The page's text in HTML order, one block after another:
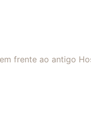
frente ao antigo